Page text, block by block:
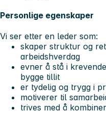
Personlige egenskaper
Vi ser etter en leder som:
skaper struktur og
arbeidshverdag
evner å stå i
bygge tillit
er tydelig og trygg i
motiverer til
trives med å